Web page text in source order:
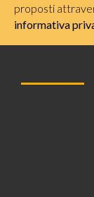
proposti
informativa